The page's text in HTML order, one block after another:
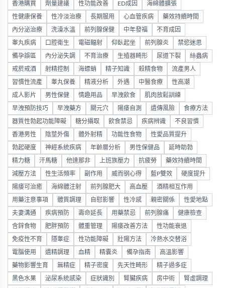
香港購買 劑量建議 性功能改善 ED成因 海綿體擴張
性健康保養 性冷淡治療 長期服用 心血管疾病 藥效持續時間
內分泌治療 洗澡水溫 前列腺保健 中年發福 不育成因
睾丸疾病 口腔衛生 電磁輻射 仰臥起坐 前列腺炎 禁慾迷思
備孕誤區 內分泌失調 不育治療 生殖器畸形 尿道下裂 絲蟲病
戒菸戒酒 射精控制 海螵蛸 精子知識 殺精食物 流產男人
習慣性流產 睾丸保養 精液分析 外遇 中醫食療 性高潮
成人影片 男性保健 情趣用品 早洩飲食 肌肉放鬆訓練
早洩預防技巧 早洩藥方 關元穴 陽痿自測 遺傳風險 食療方法
器質性勃起功能障礙 糖分攝取 飲食禁忌 疾病辨識 不良習慣
香港男性 陰莖外傷 體外射精 功能性食物 性愛品質提升
勃起硬度 神經系統疾病 年齡層分析 男性保健品 延時助勃
精力糖 汗馬糖 他達那非 上班族壓力 抗疲勞 藥效持續時間
減壓方法 性生活頻率 副作用 威而钢心得 藍P雙效 硬度提升
陽痿可治癒 海綿體注射 前列腺肥大 高血壓 酒精相互作用
用藥注意事項 體質調理 自慰影響 性冷感 親密關係 性愛地點
夫妻溝通 疾病預防 壽命延長 用藥禁忌 前列腺痛 健康檢查
含鋅食物 肥胖預防 體重管理 陽痿改善方法 性功能衰退
免疫性不育 隱睾症 性功能障礙 壯陽方法 冷熱水交替浴
電腦使用 遺精調理 血精 精囊炎 備孕指南 高溫影響
藥物影響生育 無精症 精子密度 先天性畸形 精子過多症
黑色水果 泌尿系統感染 症狀識別 腎臟疾病 房中術 腎虛調理